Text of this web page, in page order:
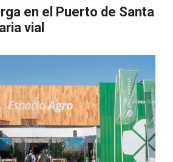
en el Puerto de Santa
vial